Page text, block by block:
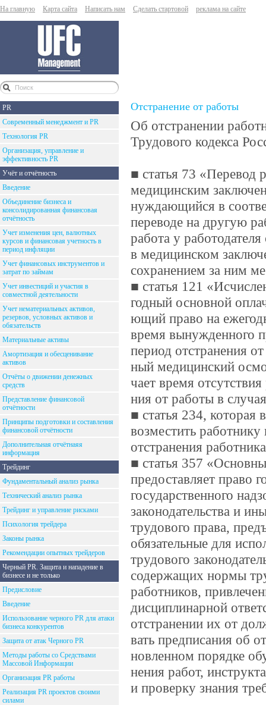
На главную Карта сайта Написать нам Сделать стартовой реклама на сайте
PR
Современный менеджмент и PR
Технология PR
Организация, управление и
эффективность PR
Учёт и отчётность
Введение
Объединение бизнеса и
консолидированная финансовая
отчётность
Учет изменения цен, валютных
курсов и финансовая учетность в
период инфляции
Учет финансовых инструментов и
затрат по займам
Учет инвестиций и участия в
совместной деятельности
Учет нематериальных активов,
резервов, условных активов и
обязательств
Материальные активы
Амортизация и обесценивание
активов
Отчёты о движении денежных
средств
Представление финансовой
отчётности
Принципы подготовки и составления
финансовой отчётности
Дополнительная отчётнаяя
информация
Трейдинг
Фундаментальный анализ рынка
Технический анализ рынка
Трейдинг и управление рисками
Психология трейдера
Законы рынка
Рекомендации опытных трейдеров
Черный PR. Защита и нападение в
бизнесе и не только
Предисловие
Введение
Использование черного PR для атаки
бизнеса конкурентов
Защита от атак Черного PR
Методы работы со Средствами
Массовой Информации
Организация PR работы
Реализация PR проектов своими
силами
Отстранение от работы
Об отстранении
Трудового кодекса
■ статья 73 «Перевод
медицинским
нуждающийся в
переводе на другую
работа у
в медицинском
сохранением за ним
■ статья 121
годный основной
ющий право на
время вынужденного
период отстранения
ный медицинский
чает время
ния от работы в
■ статья 234, которая
возместить работнику
отстранения
■ статья 357
предоставляет право
государственного
законодательства и
трудового права,
обязательные для
трудового
содержащих нормы
работников,
дисциплинарной
отстранении их от
вать предписания об
новленном порядке
нения работ,
и проверку знания